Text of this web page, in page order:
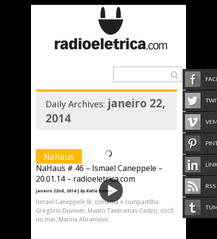
Daily Archives: janeiro 22,
2014
Nahaus
NaHaus # 46 – Ismael Caneppele –
20.01.14 – radioeletrica.com
janeiro 22nd, 2014 | by Katia Suman
Ismael Caneppele lê, comenta e compartilha:
Gregório Duvivier, Mauro Taxitramas Castro, cocô
no mar, Marina Abramovic.
RSS